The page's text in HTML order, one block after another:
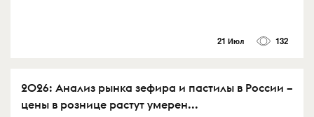
21 Июл 132
2026: Анализ рынка зефира и пастилы в России –
цены в рознице растут умерен...